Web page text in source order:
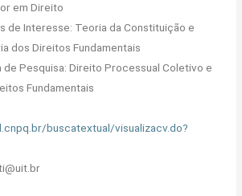
em Direito
de Interesse: Teoria da Constituição e
dos Direitos Fundamentais
de Pesquisa: Direito Processual Coletivo e
Fundamentais
buscatextual/visualizacv.do?